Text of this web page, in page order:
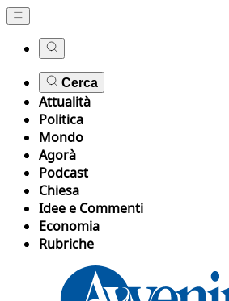
Cerca
Attualità
Politica
Mondo
Agorà
Podcast
Chiesa
Idee e Commenti
Economia
Rubriche